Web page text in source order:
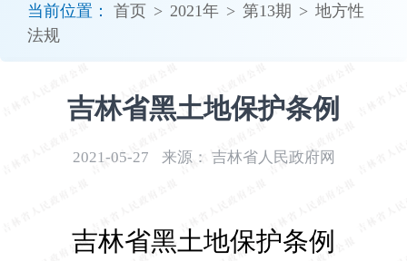
当前位置： 首页 > 2021年 > 第13期 > 地方性
法规
吉林省黑土地保护条例
2021-05-27 来源： 吉林省人民政府网
吉林省黑土地保护条例
加